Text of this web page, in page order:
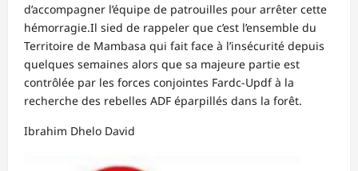
d’accompagner l’équipe de patrouilles pour arrêter cette
hémorragie.Il sied de rappeler que c’est l’ensemble du
Territoire de Mambasa qui fait face à l’insécurité depuis
quelques semaines alors que sa majeure partie est
contrôlée par les forces conjointes Fardc-Updf à la
recherche des rebelles ADF éparpillés dans la forêt.
Ibrahim Dhelo David